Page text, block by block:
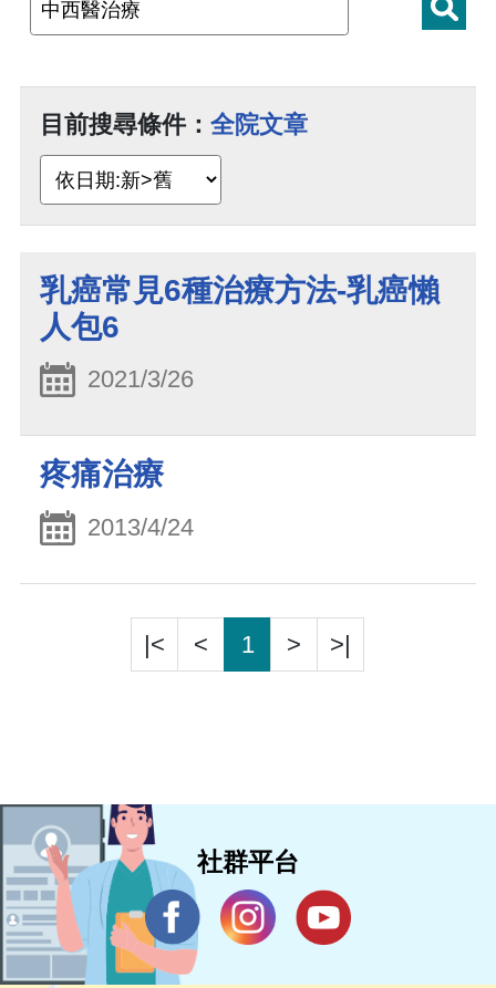
目前搜尋條件： 全院文章
乳癌常見6種治療方法-乳癌懶
人包6
2021/3/26
疼痛治療
2013/4/24
|< < 1 > >|
社群平台